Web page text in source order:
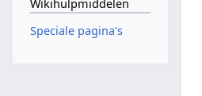
Wikihulpmiddelen
Speciale pagina's